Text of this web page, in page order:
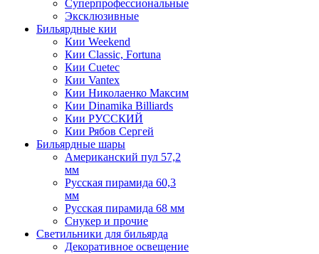
Суперпрофессиональные
Эксклюзивные
Бильярдные кии
Кии Weekend
Кии Classic, Fortuna
Кии Cuetec
Кии Vantex
Кии Николаенко Максим
Кии Dinamika Billiards
Кии РУССКИЙ
Кии Рябов Сергей
Бильярдные шары
Американский пул 57,2
мм
Русская пирамида 60,3
мм
Русская пирамида 68 мм
Снукер и прочие
Светильники для бильярда
Декоративное освещение